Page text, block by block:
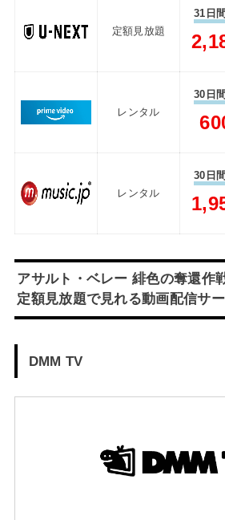
定額見放題
31日
レンタル
30日
レンタル
30日
アサルト・ベレー 緋色の奪還作
定額見放題で見れる動画配信サ
DMM TV